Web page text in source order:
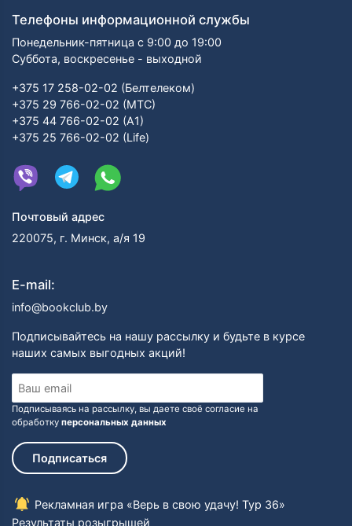
Телефоны информационной службы
Понедельник-пятница с 9:00 до 19:00
Суббота, воскресенье - выходной
+375 17 258-02-02 (Белтелеком)
+375 29 766-02-02 (МТС)
+375 44 766-02-02 (А1)
+375 25 766-02-02 (Life)
Почтовый адрес
220075, г. Минск, а/я 19
E-mail:
info@bookclub.by
Подписывайтесь на нашу рассылку и будьте в курсе
наших самых выгодных акций!
Подписываясь на рассылку, вы даете своё согласие на
обработку персональных данных
Подписаться
Рекламная игра «Верь в свою удачу! Тур 36»
Результаты розыгрышей